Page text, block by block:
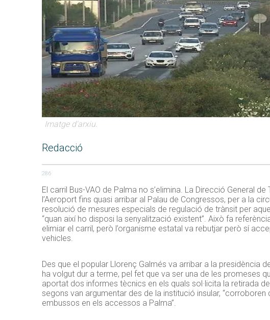
Imatge d'arxiu.
Redacció
286
El carril Bus-VAO de Palma no s’elimina. La Direcció General
l’Aeroport fins quasi arribar al Palau de Congressos, per a la
resolució de mesures especials de regulació de trànsit per
“quan així ho disposi la senyalització existent”. Això fa
elimiar el carril, però l’organisme estatal va rebutjar però sí
vehicles.
Des que el popular Llorenç Galmés va arribar a la presidència
ha volgut dur a terme, pel fet que va ser una de les promeses
aportat dos informes tècnics en els quals sol·licita la retirada
segons van argumentar des de la institució insular,
embussos en els accessos a Palma”.